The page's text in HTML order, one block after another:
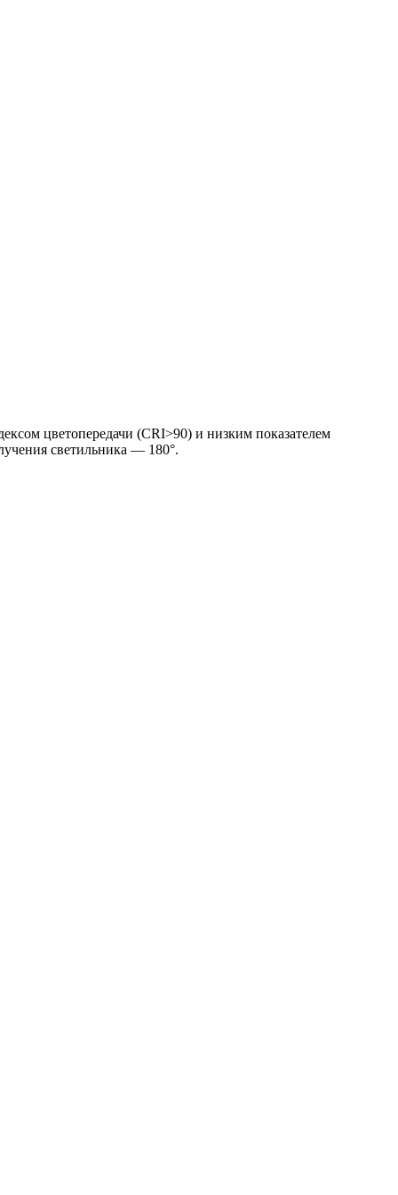
цветопередачи (CRI>90) и низким показателем
светильника — 180°.